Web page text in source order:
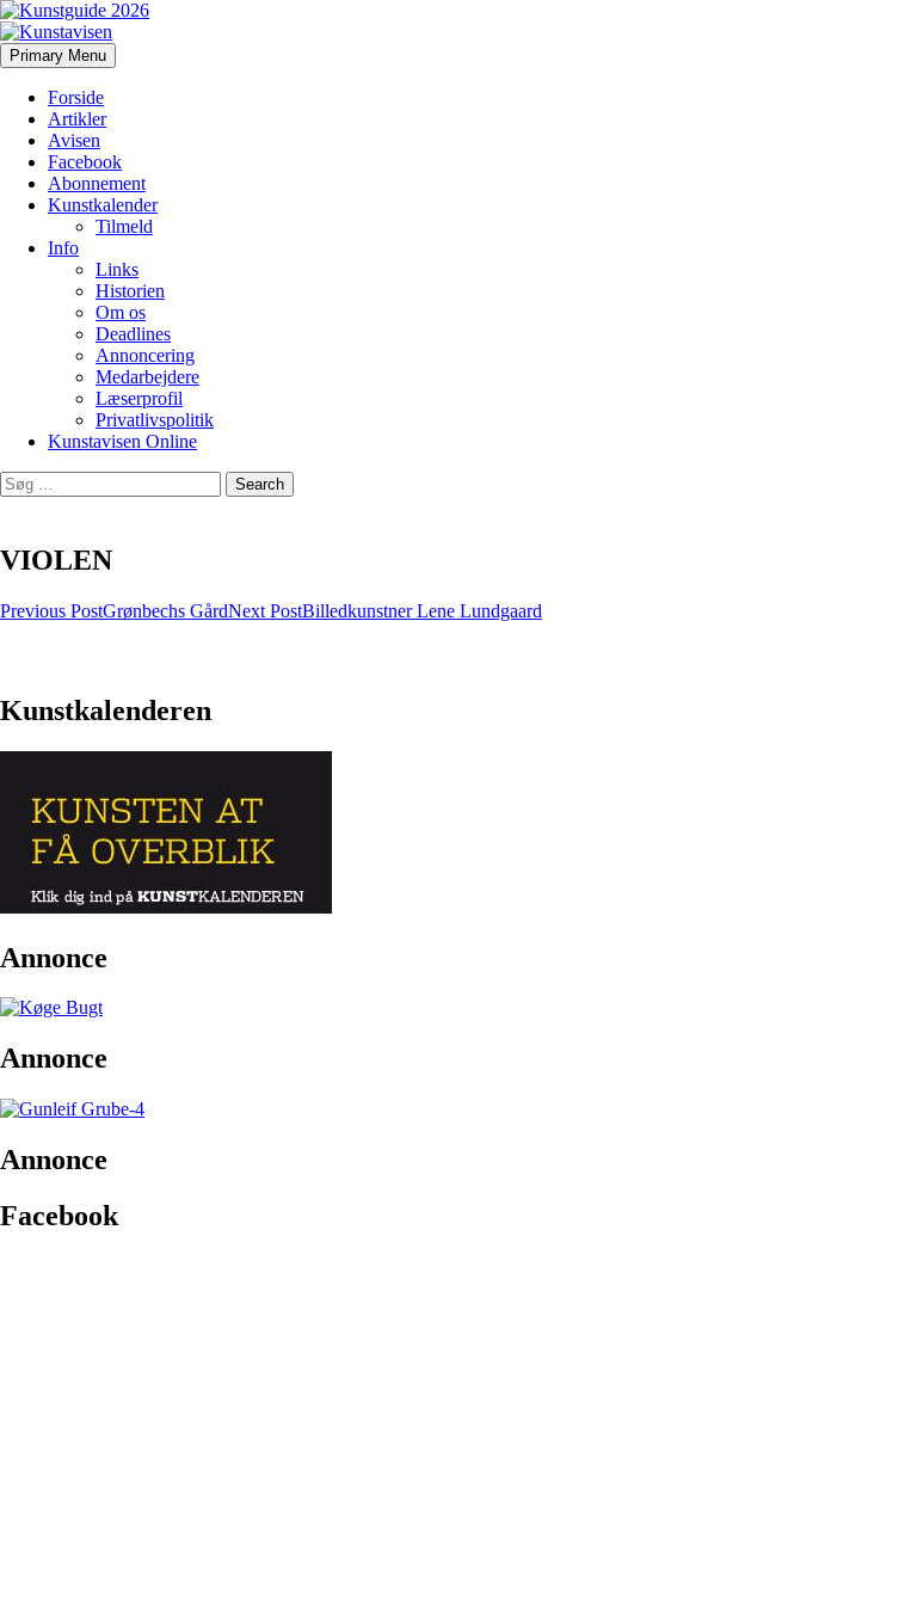
Kunstavisen
Search
Primary Menu Skip
to
Forside
Artikler
Avisen
Facebook
Abonnement
Kunstkalender
Tilmeld
Info
Links
Historien
Om os
Deadlines
Annoncering
Medarbejdere
Læserprofil
Privatlivspolitik
Kunstavisen Online
Search
for:
VIOLEN
Post
Previous PostGrønbechs GårdNext PostBilledkunstner Lene Lundgaard
Kunstkalenderen
Annonce
Annonce
Annonce
Facebook